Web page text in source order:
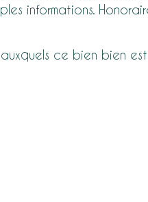
informations.
auxquels ce bien bien